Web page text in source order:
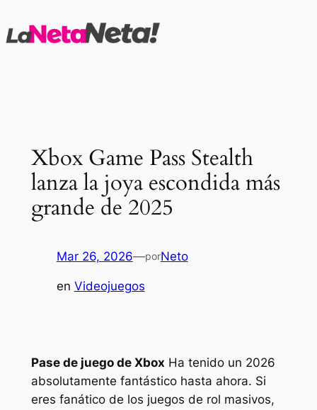
al
Xbox Game Pass Stealth
lanza la joya escondida más
grande de 2025
Mar 26, 2026—porNeto
en Videojuegos
Pase de juego de Xbox Ha tenido un 2026
absolutamente fantástico hasta ahora. Si
eres fanático de los juegos de rol masivos,